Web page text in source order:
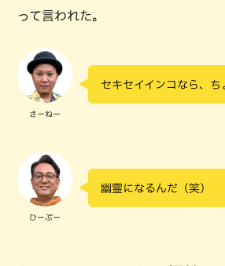
って言われた。
さーねー
セキセイインコなら、ち
ひーぷー
幽霊になるんだ（笑）